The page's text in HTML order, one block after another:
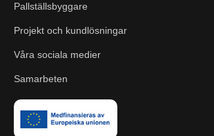
Pallställsbyggare
Projekt och kundlösningar
Våra sociala medier
Samarbeten